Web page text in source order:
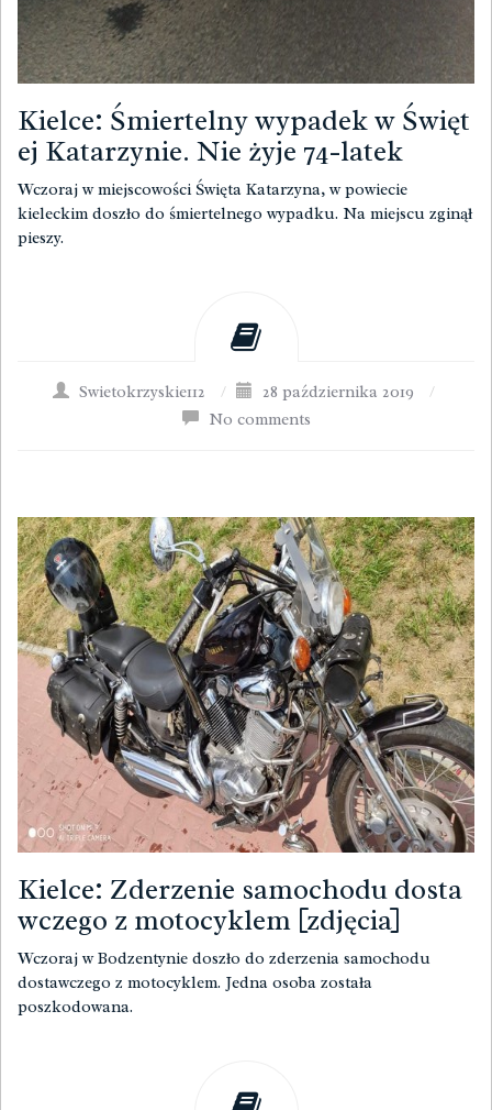
Kielce: Śmiertelny wypadek w Święt
ej Katarzynie. Nie żyje 74-latek
Wczoraj w miejscowości Święta Katarzyna, w powiecie
kieleckim doszło do śmiertelnego wypadku. Na miejscu zginął
pieszy.
Swietokrzyskie112 / 28 października 2019
/
No comments
Kielce: Zderzenie samochodu dosta
wczego z motocyklem [zdjęcia]
Wczoraj w Bodzentynie doszło do zderzenia samochodu
dostawczego z motocyklem. Jedna osoba została
poszkodowana.